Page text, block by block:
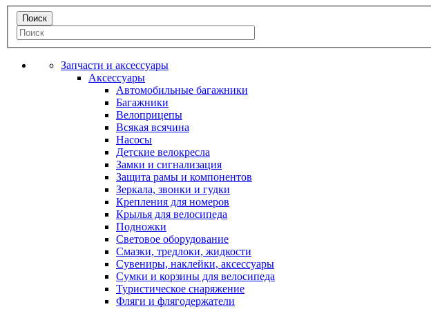
Запчасти и аксессуары
Аксессуары
Автомобильные багажники
Багажники
Велоприцепы
Всякая всячина
Насосы
Детские велокресла
Замки и сигнализация
Защита рамы и компонентов
Зеркала, звонки и гудки
Крепления для номеров
Крылья для велосипеда
Подножки
Световое оборудование
Смазки, тредлоки, жидкости
Сувениры, наклейки, аксессуары
Сумки и корзины для велосипеда
Туристическое снаряжение
Фляги и флягодержатели